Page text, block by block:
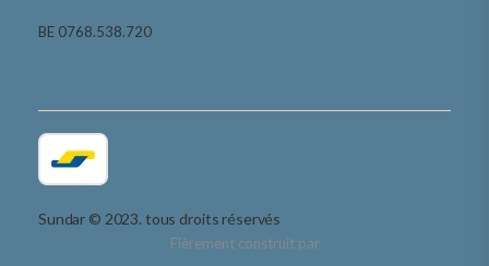
BE 0768.538.720
Sundar © 2023. tous droits réservés
Fièrement construit par